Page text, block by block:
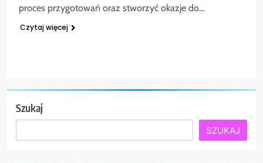
proces przygotowań oraz stworzyć okazje do…
Czytaj więcej
Szukaj
SZUKAJ